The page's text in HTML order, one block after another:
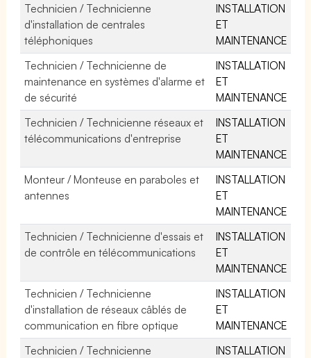
Technicien / Technicienne
d'installation de centrales
téléphoniques
INSTALLATION
ET
MAINTENANCE
Technicien / Technicienne de
maintenance en systèmes d'alarme et
de sécurité
INSTALLATION
ET
MAINTENANCE
Technicien / Technicienne réseaux et
télécommunications d'entreprise
INSTALLATION
ET
MAINTENANCE
Monteur / Monteuse en paraboles et
antennes
INSTALLATION
ET
MAINTENANCE
Technicien / Technicienne d'essais et
de contrôle en télécommunications
INSTALLATION
ET
MAINTENANCE
Technicien / Technicienne
d'installation de réseaux câblés de
communication en fibre optique
INSTALLATION
ET
MAINTENANCE
Technicien / Technicienne
INSTALLATION